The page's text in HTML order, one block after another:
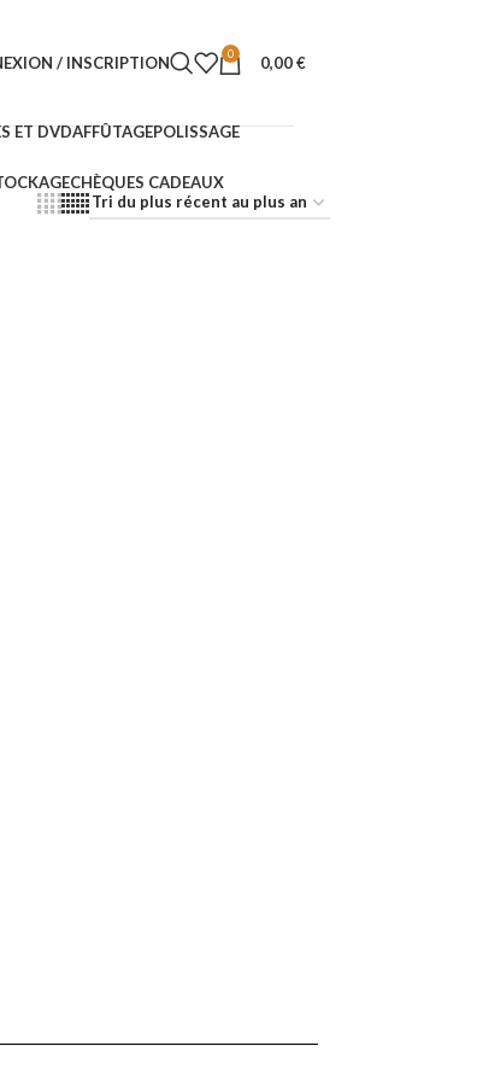
/ INSCRIPTION 0 0,00€
ET DVDAFFÛTAGEPOLISSAGE
CHÈQUES CADEAUX